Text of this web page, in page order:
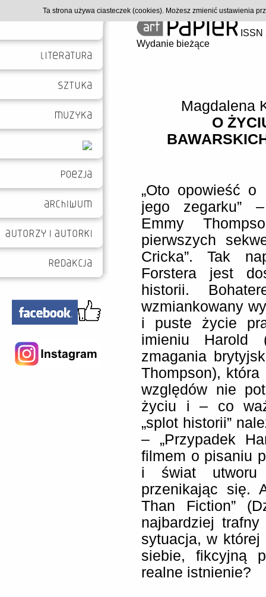
Wydanie bieżące
Magdalena
O
„Oto opowieść
jego zegarku”
Emmy
pierwszych
Cricka”. Tak
Forstera jest
historii.
wzmiankowany
i puste życie
imieniu Harold
zmagania
Thompson), która
względów nie
życiu i – co
„splot historii”
– „Przypadek
filmem o pisaniu
i świat utworu
przenikając się.
Than Fiction”
najbardziej
sytuacja, w której
siebie, fikcyjną
realne istnienie?
Ta strona używa ciasteczek (cookies). Możesz zmienić ustawienia